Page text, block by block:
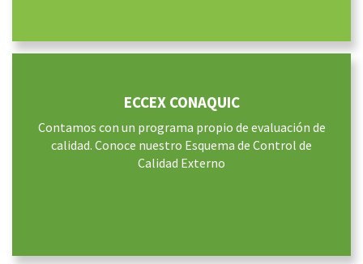
ECCEX CONAQUIC
Contamos con un programa propio de evaluación de
calidad. Conoce nuestro Esquema de Control de
Calidad Externo